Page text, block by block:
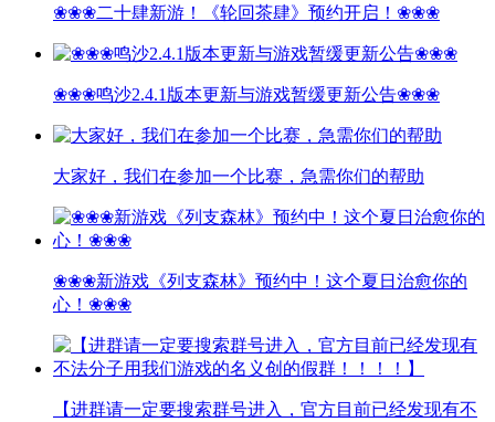
❀❀❀二十肆新游！《轮回茶肆》预约开启！❀❀❀
❀❀❀鸣沙2.4.1版本更新与游戏暂缓更新公告❀❀❀
大家好，我们在参加一个比赛，急需你们的帮助
❀❀❀新游戏《列支森林》预约中！这个夏日治愈你的
心！❀❀❀
【进群请一定要搜索群号进入，官方目前已经发现有不